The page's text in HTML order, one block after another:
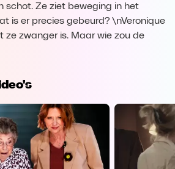
schot. Ze ziet beweging in het
is er precies gebeurd? \nVeronique
zwanger is. Maar wie zou de